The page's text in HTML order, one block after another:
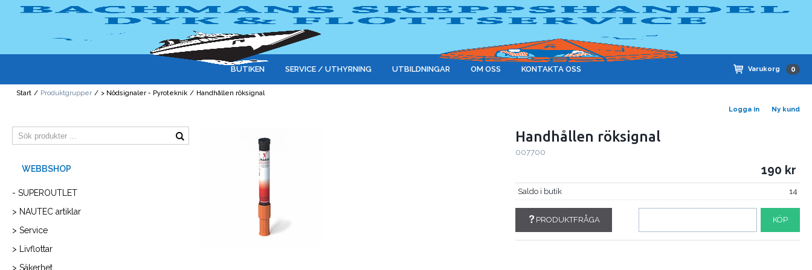
Logga in Ny kund
Varukorg 0
BUTIKEN SERVICE / UTHYRNING UTBILDNINGAR OM OSS KONTAKTA OSS
Start / Produktgrupper / > Nödsignaler - Pyroteknik / Handhållen röksignal
- SUPEROUTLET
> NAUTEC artiklar
> Service
> Livflottar
> Säkerhet
Handhållen röksignal
007700
190
Saldo i butik 14
PRODUKTFRÅGA KÖP